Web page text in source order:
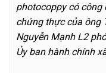
photocoppy có công
chứng thực của ông
Nguyễn Mạnh L2
Ủy ban hành chính